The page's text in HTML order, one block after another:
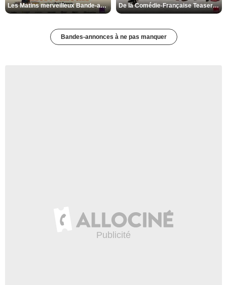
Les Matins merveilleux Bande-annonce VF De la Comédie-Française Teaser VF
Bandes-annonces à ne pas manquer